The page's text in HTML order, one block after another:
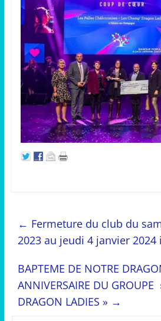
← Fermeture du club du
2023 au jeudi 4 janvier 2024
BAPTEME DE NOTRE
ANNIVERSAIRE DU GROUPE
DRAGON LADIES » →